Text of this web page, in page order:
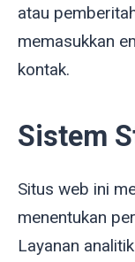
atau
memasukkan
kontak.
Sistem
Situs web ini
menentukan
Layanan